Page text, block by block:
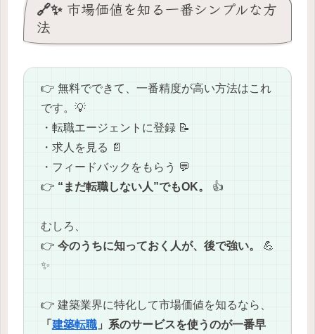
🔗✨ 市場価値を知る一番シンプルな方
法
👉 無料でできて、一番精度が高い方法はこれ
です。💡
・転職エージェントに登録 📝
・求人を見る 📄
・フィードバックをもらう 💬
👉 “まだ転職しない人”でもOK。 👍
むしろ、
👉 今のうちに知っておく人が、後で強い。
💪
✨
👉 建築業界に特化して市場価値を知るなら、
「 建築転職 」系のサービスを使うのが一番早